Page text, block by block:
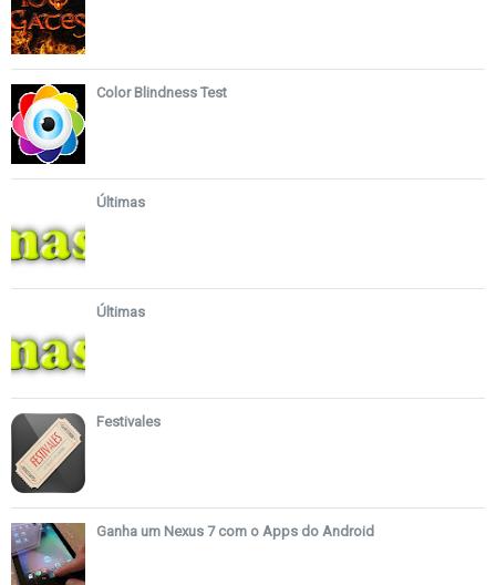
Color Blindness Test
Últimas
Últimas
Festivales
Ganha um Nexus 7 com o Apps do Android